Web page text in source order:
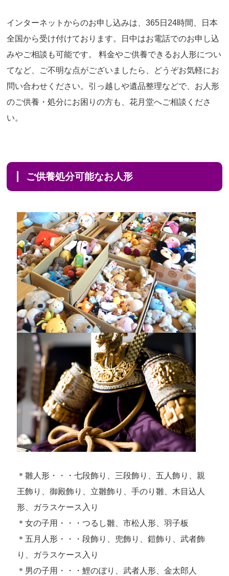
インターネットからのお申し込みは、365日24時間、日本
全国から受け付けております。日中はお電話でのお申し込
みやご相談も可能です。 料金やご供養できるお人形につい
てなど、ご不明な点がございましたら、どうぞお気軽にお
問い合わせください。引っ越しや遺品整理などで、お人形
のご供養・処分にお困りの方も、花月堂へご相談くださ
い。
ご供養処分可能なお人形
＊雛人形・・・七段飾り、三段飾り、五人飾り、親
王飾り、御殿飾り、立雛飾り、手のり雛、木目込人
形、ガラスケース入り
＊女の子用・・・つるし雛、市松人形、羽子板
＊五月人形・・・段飾り、兜飾り、鎧飾り、武者飾
り、ガラスケース入り
＊男の子用・・・鯉のぼり、武者人形、金太郎人